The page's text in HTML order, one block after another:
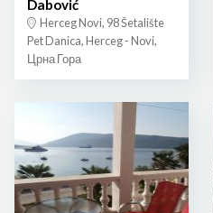
Dabović
Herceg Novi, 98 Šetalište
Pet Danica, Herceg - Novi,
Црна Гора